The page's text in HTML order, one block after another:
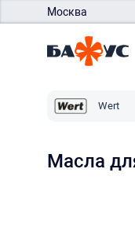
Москва
Wert
Масла